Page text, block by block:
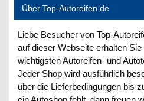
Über Top-Autoreifen.de
Liebe Besucher von Top-
auf dieser Webseite erhalten
wichtigsten Autoreifen- und
Jeder Shop wird ausführlich
über die Lieferbedingungen bis